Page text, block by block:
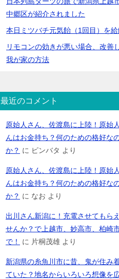
中郷区が紹介されました
本日ミツバチ元気飴（1回目）を
リモコンの効きが悪い場合、改善
我が家の方法
最近のコメント
原始人さん、佐渡島に上陸！原始
んはお金持ち？何のための格好な
か？ に ピンバタ より
原始人さん、佐渡島に上陸！原始
んはお金持ち？何のための格好な
か？ に なお より
出川さん新潟に！充電させてもら
せんか？で上越市、妙高市、柏崎
で！
に 片桐茂雄 より
新潟県の糸魚川市に昔、鬼が住み
ていた？地名からいろいろ想像を